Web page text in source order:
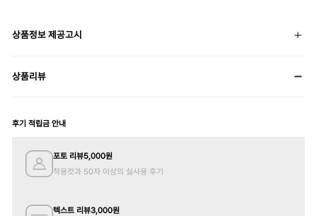
상품정보 제공고시
상품리뷰
후기 적립금 안내
포토 리뷰5,000원
착용컷과 50자 이상의 실사용 후기
텍스트 리뷰3,000원